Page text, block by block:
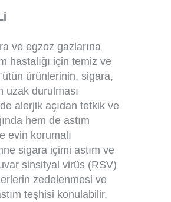
ve egzoz gazlarına
hastalığı için temiz ve
ürünlerinin, sigara,
uzak durulması
alerjik açıdan tetkik ve
hem de astım
evin korumalı
sigara içimi astım ve
sinsityal virüs (RSV)
zedelenmesi ve
teşhisi konulabilir.